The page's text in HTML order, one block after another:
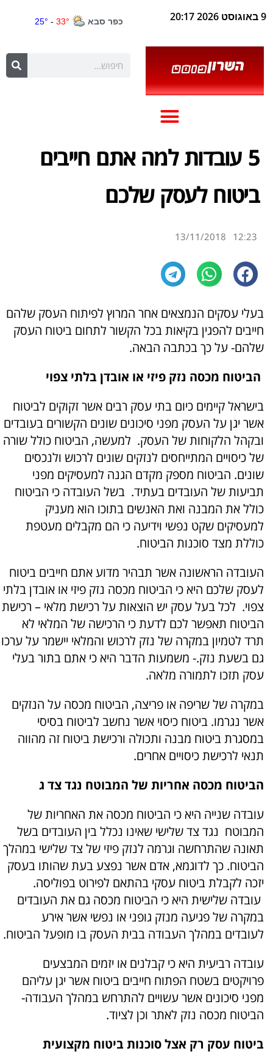
9 באוגוסט 2026 20:17
5 עובדות למה אתם חייבים
ביטוח לעסק שלכם
12:23
13/11/2018
בעלי עסקים הנמצאים אחר המרוץ לפיתוח העסק שלהם
חייבים להפגין בקיאות בכל הקשור לתחום ביטוח העסק
שלהם- על כך בכתבה הבאה.
הביטוח מכסה נזק פיזי או אובדן בלתי צפוי
בישראל קיימים כיום בתי עסק רבים אשר זקוקים לביטוח
אשר יגן על העסק מפני סיכונים שונים הקשורים בעובדים
ובקהל הלקוחות של העסק. למעשה, הביטוח כולל שורה
של כיסויים המתייחסים לנזקים שונים לרכוש ולנכסים
שונים. הביטוח מספק מקדם הגנה למעסיקים מפני
תביעות של העובדים בעתיד. בשל העובדה כי הביטוח
כולל את המבנה ואת האנשים בתוכו הוא מעניק
למעסיקים שקט נפשי וידיעה כי הם מקבלים מעטפת
כוללת מצד סוכנות הביטוח.
העובדה הראשונה אשר תבהיר מדוע אתם חייבים ביטוח
לעסק שלכם היא כי הביטוח מכסה נזק פיזי או אובדן בלתי
צפוי. לכל בעל עסק יש הוצאות על רכישת מלאי – רכישת
הביטוח תאפשר לכם לדעת כי הרכישה של המלאי לא
תרד לטמיון במקרה של נזק לרכוש והמלאי יישמר על ערכו
גם בשעת נזק.- משמעות הדבר היא כי אתם בתור בעלי
עסק תזכו לתמורה מלאה.
במקרה של שריפה או פריצה, הביטוח מכסה על הנזקים
אשר נגרמו. ביטוח כיסוי אשר נחשב לביטוח בסיסי
במסגרת ביטוח מבנה ותכולה ורכישת ביטוח זה מהווה
תנאי לרכישת כיסויים אחרים.
הביטוח מכסה אחריות של המבוטח נגד צד ג
עובדה שנייה היא כי הביטוח מכסה את האחריות של
המבוטח נגד צד שלישי שאינו נכלל בין העובדים בשל
תאונה שהתרחשה וגרמה לנזק פיזי של צד שלישי במהלך
הביטוח. כך לדוגמא, אדם אשר נפצע בעת שהותו בעסק
יזכה לקבלת ביטוח עסקי בהתאם לפירוט בפוליסה.
עובדה שלישית היא כי הביטוח מכסה גם את העובדים
במקרה של פגיעה מנזק גופני או נפשי אשר אירע
לעובדים במהלך העבודה בבית העסק בו מופעל הביטוח.
עובדה רביעית היא כי קבלנים או יזמים המבצעים
פרויקטים בשטח הפתוח חייבים ביטוח אשר יגן עליהם
מפני סיכונים אשר עשויים להתרחש במהלך העבודה-
הביטוח מכסה נזק לאתר וכן לציוד.
ביטוח עסק רק אצל סוכנות ביטוח מקצועית